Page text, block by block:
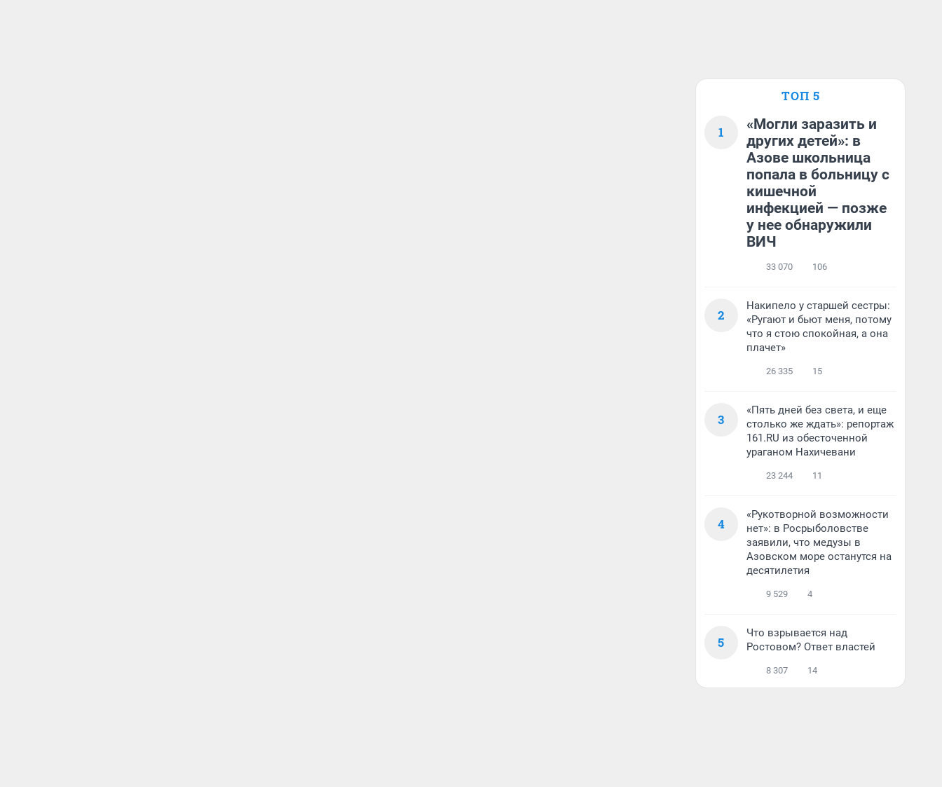
ТОП 5
1
«Могли заразить и
других детей»: в
Азове школьница
попала в больницу с
кишечной
инфекцией — позже
у нее обнаружили
ВИЧ
33 070 106
2
Накипело у старшей сестры:
«Ругают и бьют меня, потому
что я стою спокойная, а она
плачет»
26 335 15
3
«Пять дней без света, и еще
столько же ждать»: репортаж
161.RU из обесточенной
ураганом Нахичевани
23 244 11
4
«Рукотворной возможности
нет»: в Росрыболовстве
заявили, что медузы в
Азовском море останутся на
десятилетия
9 529 4
5
Что взрывается над
Ростовом? Ответ властей
8 307 14